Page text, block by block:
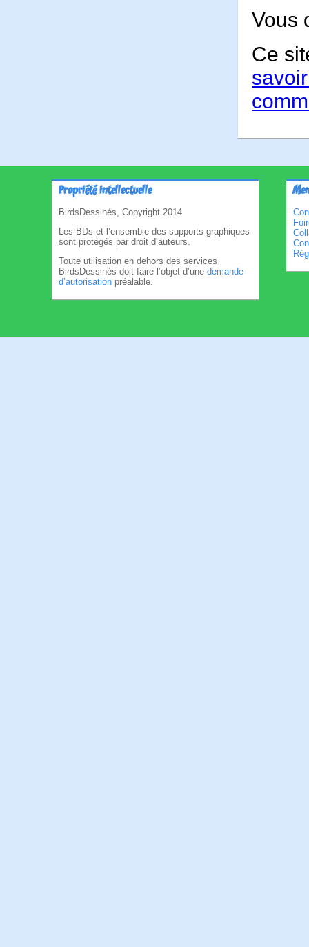
Vous
Ce
Propriété intellectuelle
BirdsDessinés, Copyright 2014
Les BDs et l’ensemble des supports graphiques
sont protégés par droit d’auteurs.
Toute utilisation en dehors des services
BirdsDessinés doit faire l’objet d’une demande
d’autorisation préalable.